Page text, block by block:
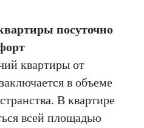
посуточно
квартиры от
в объеме
В квартире
всей площадью